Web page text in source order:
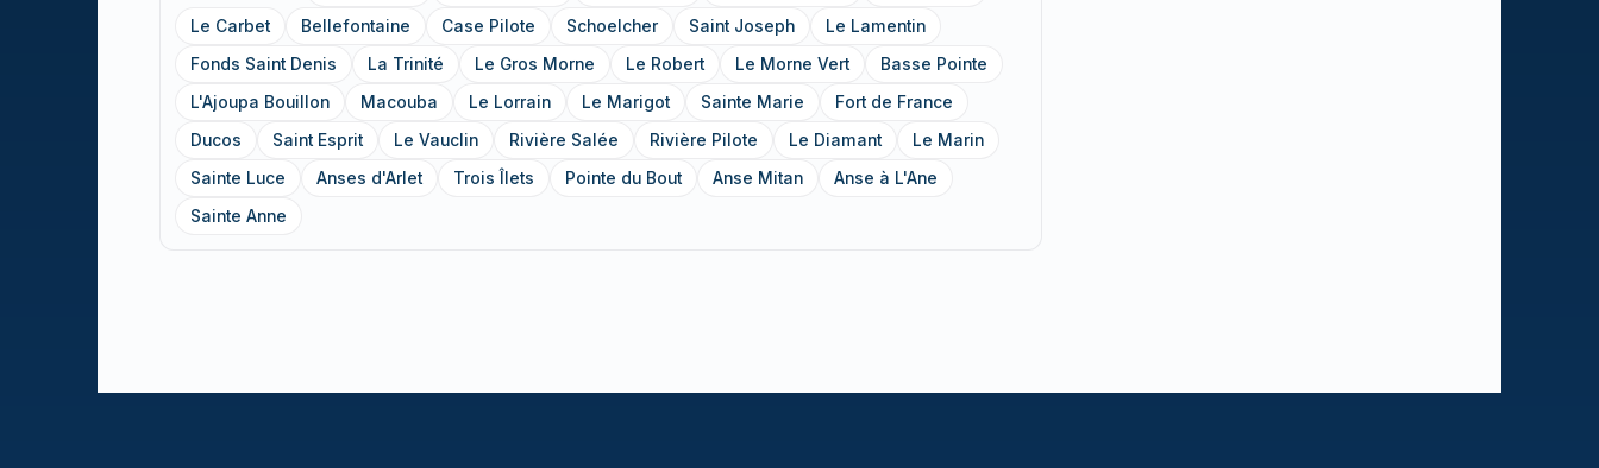
Le Carbet
Bellefontaine Case Pilote Schoelcher Saint Joseph
Le Lamentin
Fonds Saint Denis
La Trinité Le Gros Morne Le Robert Le Morne Vert
Basse Pointe
L'Ajoupa Bouillon
Macouba Le Lorrain Le Marigot Sainte Marie
Fort de France
Ducos
Saint Esprit Le Vauclin Rivière Salée Rivière Pilote Le Diamant
Le Marin
Sainte Luce
Anses d'Arlet Trois Îlets Pointe du Bout Anse Mitan
Anse à L'Ane
Sainte Anne